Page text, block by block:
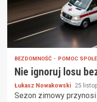
BEZDOMNOŚĆ POMOC
Nie ignoruj losu
Łukasz Nowakowski 25
Sezon zimowy